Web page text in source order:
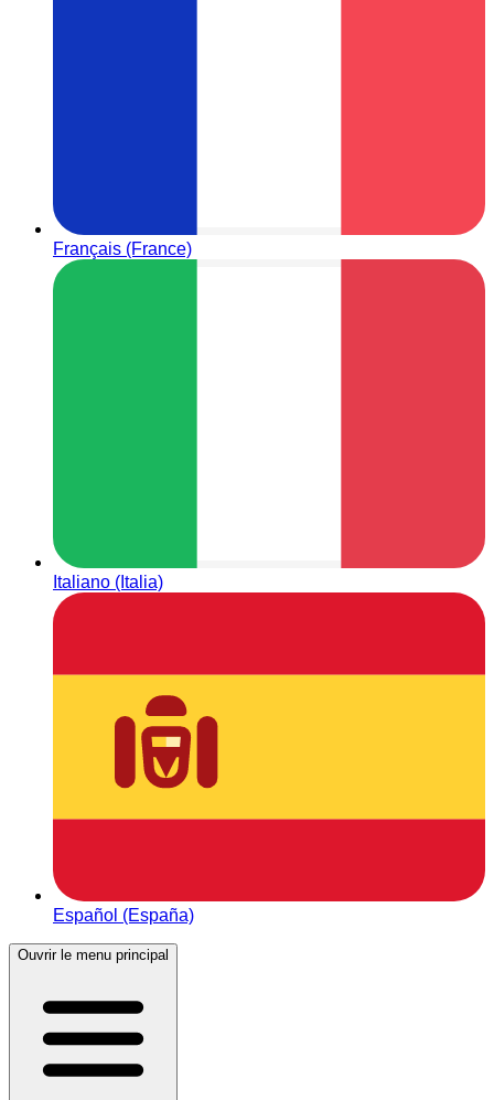
Français (France)
Italiano (Italia)
Español (España)
Ouvrir le menu principal